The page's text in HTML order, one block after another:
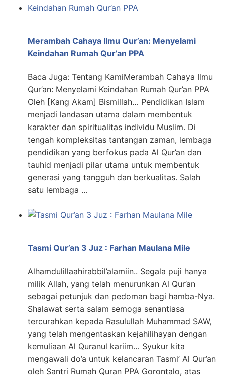
Merambah Cahaya Ilmu Qur’an: Menyelami
Keindahan Rumah Qur’an PPA
Baca Juga: Tentang KamiMerambah Cahaya Ilmu
Qur’an: Menyelami Keindahan Rumah Qur’an PPA
Oleh [Kang Akam] Bismillah… Pendidikan Islam
menjadi landasan utama dalam membentuk
karakter dan spiritualitas individu Muslim. Di
tengah kompleksitas tantangan zaman, lembaga
pendidikan yang berfokus pada Al Qur’an dan
tauhid menjadi pilar utama untuk membentuk
generasi yang tangguh dan berkualitas. Salah
satu lembaga …
Tasmi Qur’an 3 Juz : Farhan Maulana Mile
Alhamdulillaahirabbil’alamiin.. Segala puji hanya
milik Allah, yang telah menurunkan Al Qur’an
sebagai petunjuk dan pedoman bagi hamba-Nya.
Shalawat serta salam semoga senantiasa
tercurahkan kepada Rasulullah Muhammad SAW,
yang telah mengentaskan kejahilihayan dengan
kemuliaan Al Quranul kariim… Syukur kita
mengawali do’a untuk kelancaran Tasmi’ Al Qur’an
oleh Santri Rumah Quran PPA Gorontalo, atas